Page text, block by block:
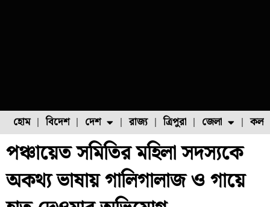
হোম বিদেশ দেশ
ফুল চাষ ফল চাষ মাছ চাষ পোল্ট্রি চাষ
রাজ্য ত্রিপুরা জেলা
উত্তর ২৪ পরগনা
পঞ্চায়েত সমিতির মহিলা সদস্যকে
অকথ্য ভাষায় গালিগালাজ ও গায়ে